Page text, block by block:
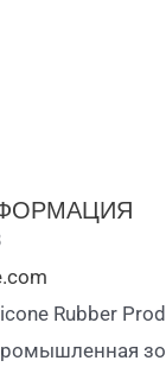
Rubber